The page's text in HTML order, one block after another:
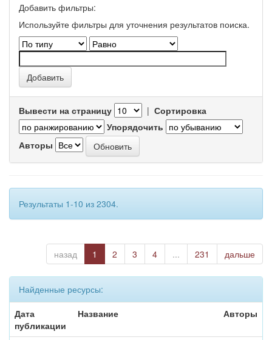
Добавить фильтры:
Используйте фильтры для уточнения результатов поиска.
Вывести на страницу | Сортировка
Упорядочить
Авторы
Результаты 1-10 из 2304.
назад 1 2 3 4 ... 231 дальше
Найденные ресурсы:
Дата
публикации
Название Авторы